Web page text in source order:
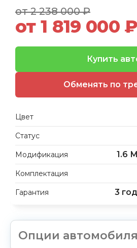
от 2 238 000 ₽
от 1 819 000 ₽
Обменять по
Купить
Цвет
Статус
Модификация 1.6
Комплектация
Гарантия 3
Опции автомобиля